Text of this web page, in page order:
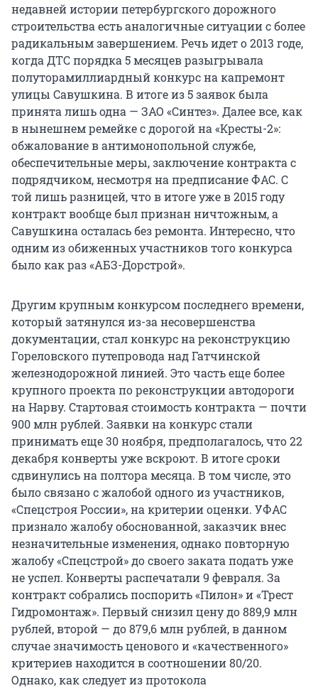
недавней истории петербургского дорожного
строительства есть аналогичные ситуации с более
радикальным завершением. Речь идет о 2013 годе,
когда ДТС порядка 5 месяцев разыгрывала
полуторамиллиардный конкурс на капремонт
улицы Савушкина. В итоге из 5 заявок была
принята лишь одна — ЗАО «Синтез». Далее все, как
в нынешнем ремейке с дорогой на «Кресты-2»:
обжалование в антимонопольной службе,
обеспечительные меры, заключение контракта с
подрядчиком, несмотря на предписание ФАС. С
той лишь разницей, что в итоге уже в 2015 году
контракт вообще был признан ничтожным, а
Савушкина осталась без ремонта. Интересно, что
одним из обиженных участников того конкурса
было как раз «АБЗ-Дорстрой».
Другим крупным конкурсом последнего времени,
который затянулся из-за несовершенства
документации, стал конкурс на реконструкцию
Гореловского путепровода над Гатчинской
железнодорожной линией. Это часть еще более
крупного проекта по реконструкции автодороги
на Нарву. Стартовая стоимость контракта — почти
900 млн рублей. Заявки на конкурс стали
принимать еще 30 ноября, предполагалось, что 22
декабря конверты уже вскроют. В итоге сроки
сдвинулись на полтора месяца. В том числе, это
было связано с жалобой одного из участников,
«Спецстроя России», на критерии оценки. УФАС
признало жалобу обоснованной, заказчик внес
незначительные изменения, однако повторную
жалобу «Спецстрой» до своего заката подать уже
не успел. Конверты распечатали 9 февраля. За
контракт собрались поспорить «Пилон» и «Трест
Гидромонтаж». Первый снизил цену до 889,9 млн
рублей, второй — до 879,6 млн рублей, в данном
случае значимость ценового и «качественного»
критериев находится в соотношении 80/20.
Однако, как следует из протокола